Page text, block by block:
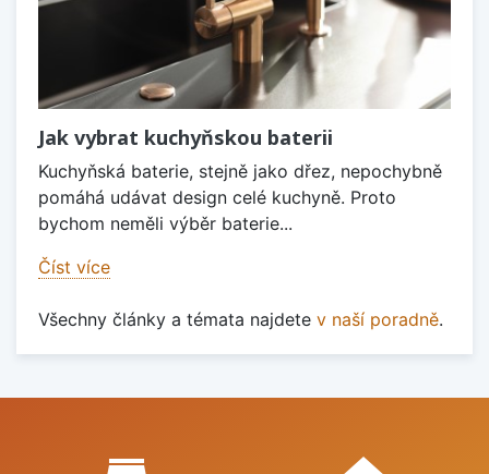
Jak vybrat kuchyňskou baterii
Kuchyňská baterie, stejně jako dřez, nepochybně
pomáhá udávat design celé kuchyně. Proto
bychom neměli výběr baterie...
Číst více
Všechny články a témata najdete v naší poradně.
Proč nakupovat u nás?